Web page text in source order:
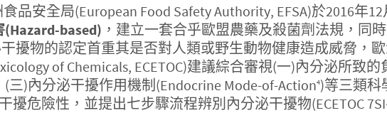
品安全局(European Food Safety Authority, EFSA)於2016年
(Hazard-based) ，建立一套合乎歐盟農藥及殺菌劑法規，同
擾物的認定首重其是否對人類或野生動物健康造成威脅，
of Chemicals, ECETOC)建議綜合審視(一)內分泌所致
(三)內分泌干擾作用機制(Endocrine Mode-of-Action4)等三類科
危險性，並提出七步驟流程辨別內分泌干擾物(ECETOC